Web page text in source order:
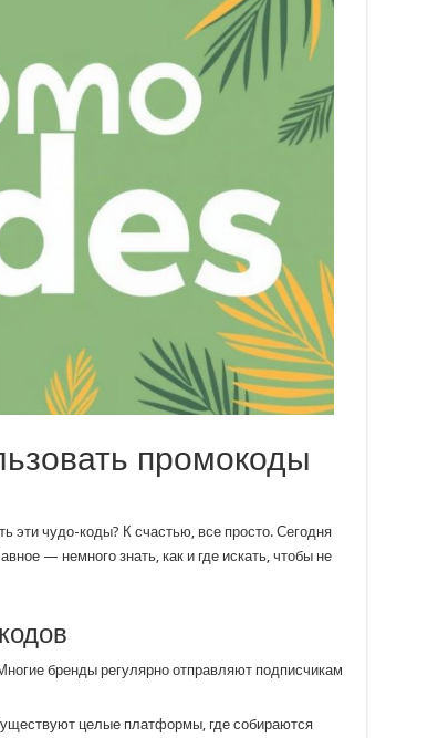
промокоды
эти чудо-коды? К счастью, все просто. Сегодня
— немного знать, как и где искать, чтобы не
бренды регулярно отправляют подписчикам
целые платформы, где собираются